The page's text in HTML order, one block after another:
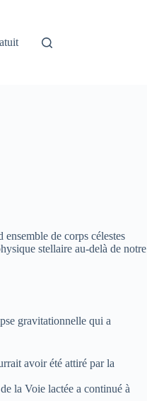
de corps célestes
stellaire au-delà de notre
gravitationnelle qui a
avoir été attiré par la
la Voie lactée a continué à